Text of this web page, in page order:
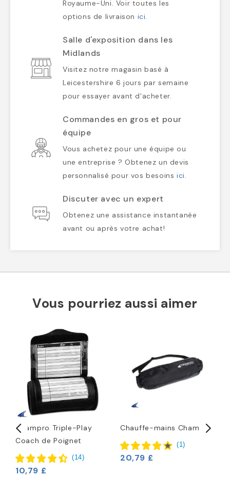
Royaume-Uni. Voir toutes les
options de livraison ici.
Salle d'exposition dans les
Midlands
Visitez notre magasin basé à
Leicestershire 6 jours par semaine
pour essayer avant d'acheter.
Commandes en gros et pour
équipe
Vous achetez pour une équipe ou
une entreprise ? Obtenez un devis
personnalisé pour vos besoinsici.
Discuter avec un expert
Obtenez une assistance instantanée
avant ou après votre achat!
Vous pourriez aussi aimer
Champro Triple-Play
Coach de Poignet
(14)
10,79 £
Chauffe-mains Champro
(1)
20,79 £